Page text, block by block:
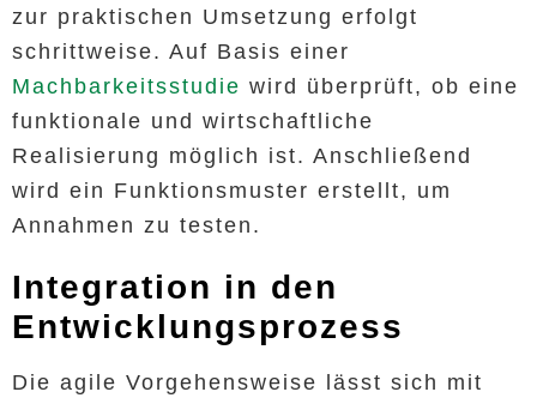
zur praktischen Umsetzung erfolgt
schrittweise. Auf Basis einer
Machbarkeitsstudie wird überprüft, ob eine
funktionale und wirtschaftliche
Realisierung möglich ist. Anschließend
wird ein Funktionsmuster erstellt, um
Annahmen zu testen.
Integration in den
Entwicklungsprozess
Die agile Vorgehensweise lässt sich mit